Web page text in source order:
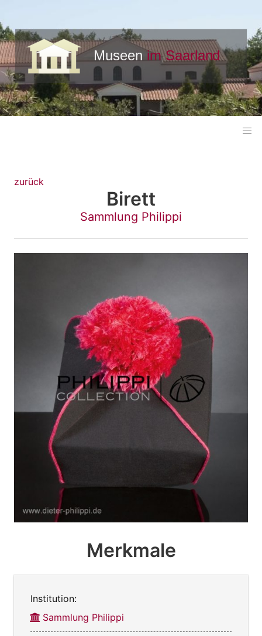
zurück
Birett
Sammlung Philippi
Merkmale
Institution:
Sammlung Philippi